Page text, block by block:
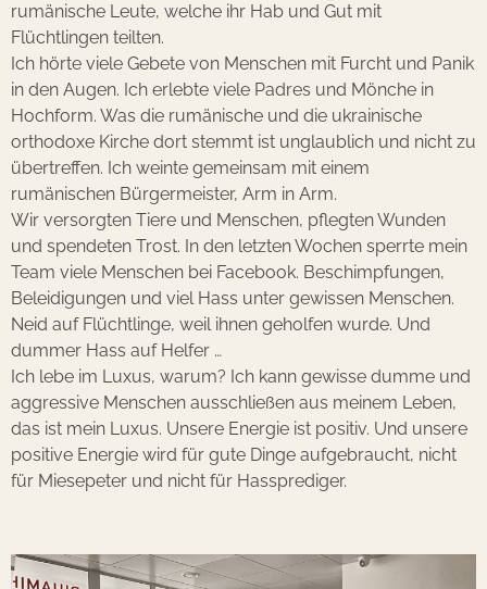
rumänische Leute, welche ihr Hab und Gut mit
Flüchtlingen teilten.
Ich hörte viele Gebete von Menschen mit Furcht und Panik
in den Augen. Ich erlebte viele Padres und Mönche in
Hochform. Was die rumänische und die ukrainische
orthodoxe Kirche dort stemmt ist unglaublich und nicht zu
übertreffen. Ich weinte gemeinsam mit einem
rumänischen Bürgermeister, Arm in Arm.
Wir versorgten Tiere und Menschen, pflegten Wunden
und spendeten Trost. In den letzten Wochen sperrte mein
Team viele Menschen bei Facebook. Beschimpfungen,
Beleidigungen und viel Hass unter gewissen Menschen.
Neid auf Flüchtlinge, weil ihnen geholfen wurde. Und
dummer Hass auf Helfer …
Ich lebe im Luxus, warum? Ich kann gewisse dumme und
aggressive Menschen ausschließen aus meinem Leben,
das ist mein Luxus. Unsere Energie ist positiv. Und unsere
positive Energie wird für gute Dinge aufgebraucht, nicht
für Miesepeter und nicht für Hassprediger.